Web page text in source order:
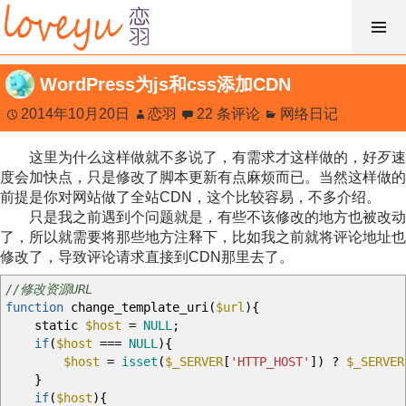
跳
过
内
容
WordPress为js和css添加CDN
2014年10月20日 恋羽 22 条评论 网络日记
这里为什么这样做就不多说了，有需求才这样做的，好歹速
度会加快点，只是修改了脚本更新有点麻烦而已。当然这样做的
前提是你对网站做了全站CDN，这个比较容易，不多介绍。
只是我之前遇到个问题就是，有些不该修改的地方也被改动
了，所以就需要将那些地方注释下，比如我之前就将评论地址也
修改了，导致评论请求直接到CDN那里去了。
//修改资源URL
function change_template_uri ($url ){
static $host = NULL ;
if($host === NULL ){
$host = isset ($_SERVER [ 'HTTP_HOST' ] ) ? $_SERVER
}
if($host){